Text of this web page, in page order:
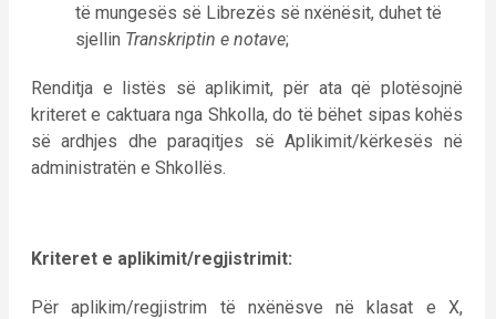
të mungesës së Librezës së nxënësit, duhet të
sjellin Transkriptin e notave;
Renditja e listës së aplikimit, për ata që plotësojnë
kriteret e caktuara nga Shkolla, do të bëhet sipas kohës
së ardhjes dhe paraqitjes së Aplikimit/kërkesës në
administratën e Shkollës.
Kriteret e aplikimit/regjistrimit:
Për aplikim/regjistrim të nxënësve në klasat e X,